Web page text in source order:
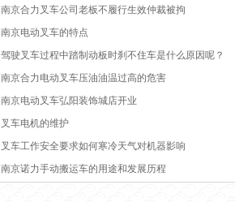
南京合力叉车公司老板不履行生效仲裁被拘
南京电动叉车的特点
驾驶叉车过程中踏制动板时刹不住车是什么原因呢？
南京合力电动叉车压油油温过高的危害
南京电动叉车弘阳装饰城店开业
叉车电机的维护
叉车工作安全要求如何寒冷天气对机器影响
南京诺力手动搬运车的用途和发展历程